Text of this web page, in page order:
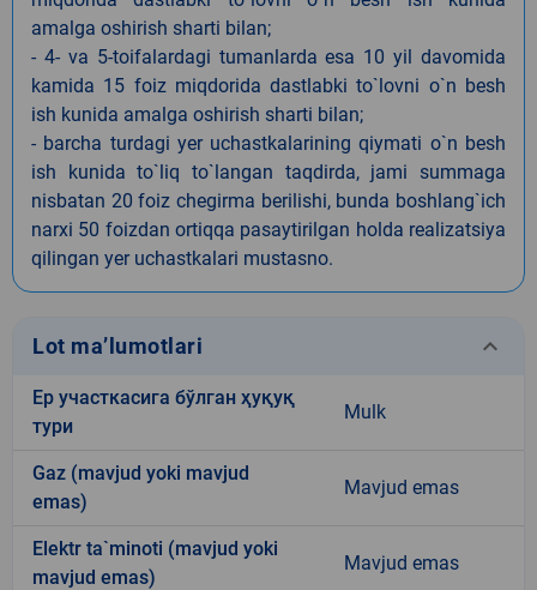
amalga oshirish sharti bilan;
- 4- va 5-toifalardagi tumanlarda esa 10 yil davomida
kamida 15 foiz miqdorida dastlabki to`lovni o`n besh
ish kunida amalga oshirish sharti bilan;
- barcha turdagi yer uchastkalarining qiymati o`n besh
ish kunida to`liq to`langan taqdirda, jami summaga
nisbatan 20 foiz chegirma berilishi, bunda boshlang`ich
narxi 50 foizdan ortiqqa pasaytirilgan holda realizatsiya
qilingan yer uchastkalari mustasno.
Lot ma’lumotlari keyboard_arrow_down
Ер участкасига бўлган ҳуқуқ
тури
Mulk
Gaz (mavjud yoki mavjud
emas)
Mavjud emas
Elektr ta`minoti (mavjud yoki
mavjud emas)
Mavjud emas